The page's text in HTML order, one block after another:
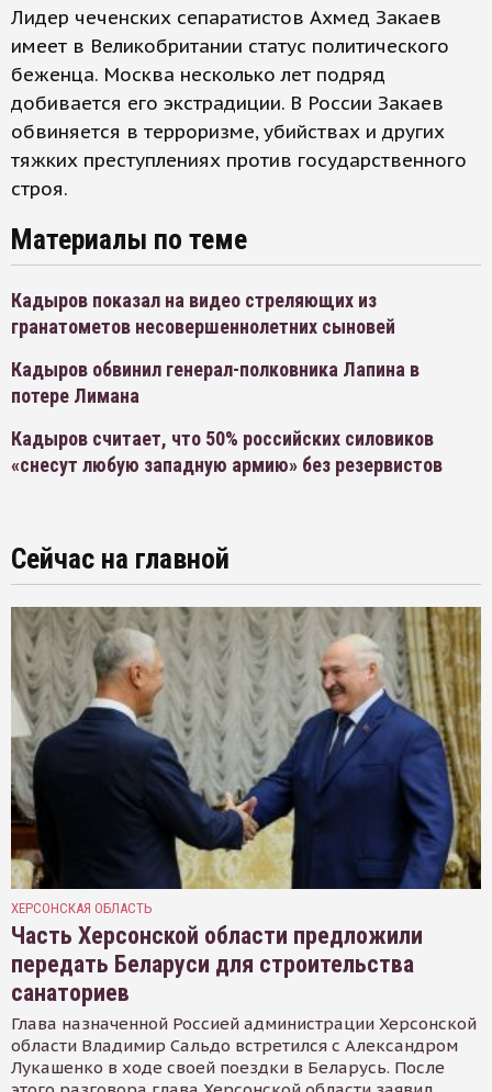
Лидер чеченских сепаратистов Ахмед Закаев
имеет в Великобритании статус политического
беженца. Москва несколько лет подряд
добивается его экстрадиции. В России Закаев
обвиняется в терроризме, убийствах и других
тяжких преступлениях против государственного
строя.
Материалы по теме
Кадыров показал на видео стреляющих из
гранатометов несовершеннолетних сыновей
Кадыров обвинил генерал-полковника Лапина в
потере Лимана
Кадыров считает, что 50% российских силовиков
«снесут любую западную армию» без резервистов
Сейчас на главной
ХЕРСОНСКАЯ ОБЛАСТЬ
Часть Херсонской области предложили
передать Беларуси для строительства
санаториев
Глава назначенной Россией администрации Херсонской
области Владимир Сальдо встретился с Александром
Лукашенко в ходе своей поездки в Беларусь. После